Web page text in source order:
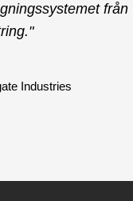
från
Industries